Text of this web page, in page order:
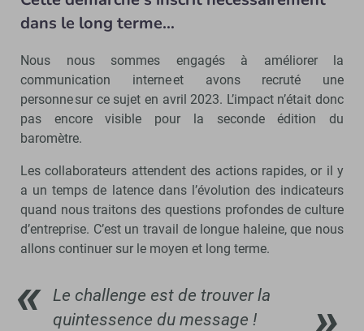
dans le long terme…
Nous nous sommes engagés à améliorer la
communication interne et avons recruté une
personne sur ce sujet en avril 2023. L’impact n’était donc
pas encore visible pour la seconde édition du
baromètre.
Les collaborateurs attendent des actions rapides, or il y
a un temps de latence dans l’évolution des indicateurs
quand nous traitons des questions profondes de culture
d’entreprise. C’est un travail de longue haleine, que nous
allons continuer sur le moyen et long terme.
Le challenge est de trouver la
quintessence du message !